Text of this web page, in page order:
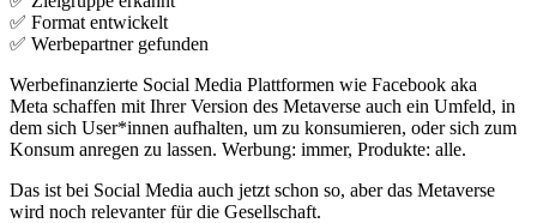
✅ Format entwickelt
✅ Werbepartner gefunden
Werbefinanzierte Social Media Plattformen wie Facebook aka
Meta schaffen mit Ihrer Version des Metaverse auch ein Umfeld, in
dem sich User*innen aufhalten, um zu konsumieren, oder sich zum
Konsum anregen zu lassen. Werbung: immer, Produkte: alle.
Das ist bei Social Media auch jetzt schon so, aber das Metaverse
wird noch relevanter für die Gesellschaft.